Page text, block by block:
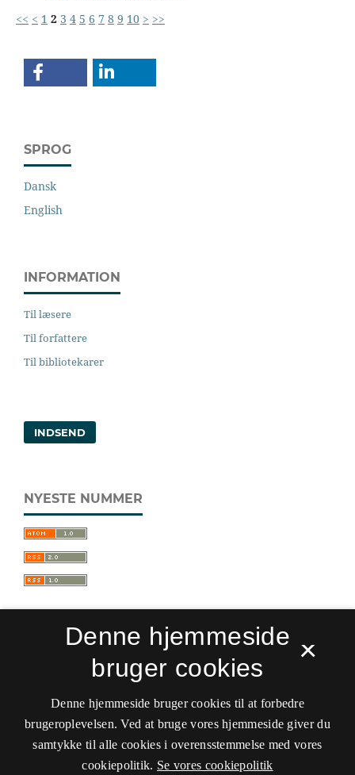
<< < 1 2 3 4 5 6 7 8 9 10 > >>
SPROG
Dansk
English
INFORMATION
Til læsere
Til forfattere
Til bibliotekarer
INDSEND
NYESTE NUMMER
Sprogforum. Tidsskrift for sprog- og
kulturpædagogik
ISSN 0909-9328 (Trykt)
ISSN 1399-8617 (Online)
Tilgængelighedserklæring
×
Denne hjemmeside
bruger cookies
Denne hjemmeside bruger cookies til at forbedre
brugeroplevelsen. Ved at bruge vores hjemmeside giver du
samtykke til alle cookies i overensstemmelse med vores
cookiepolitik. Se vores cookiepolitik